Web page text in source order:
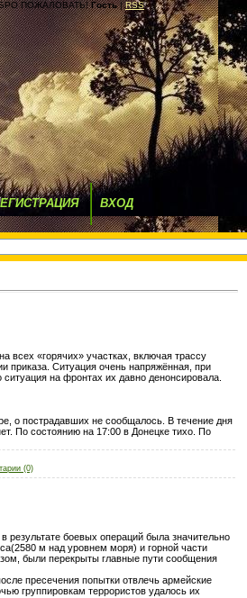
ПОЖАЛОВАТЬ! Гость|RSS
ВХОД
всех «горячих» участках, включая трассу
приказа. Ситуация очень напряжённая, при
на фронтах их давно денонсировала.
о пострадавших не сообщалось. В течение дня
По состоянию на 17:00 в Донецке тихо. По
(0)
боевых операций была значительно
м над уровнем моря) и горной части
были перекрыты главные пути сообщения
пресечения попытки отвлечь армейские
группировкам террористов удалось их